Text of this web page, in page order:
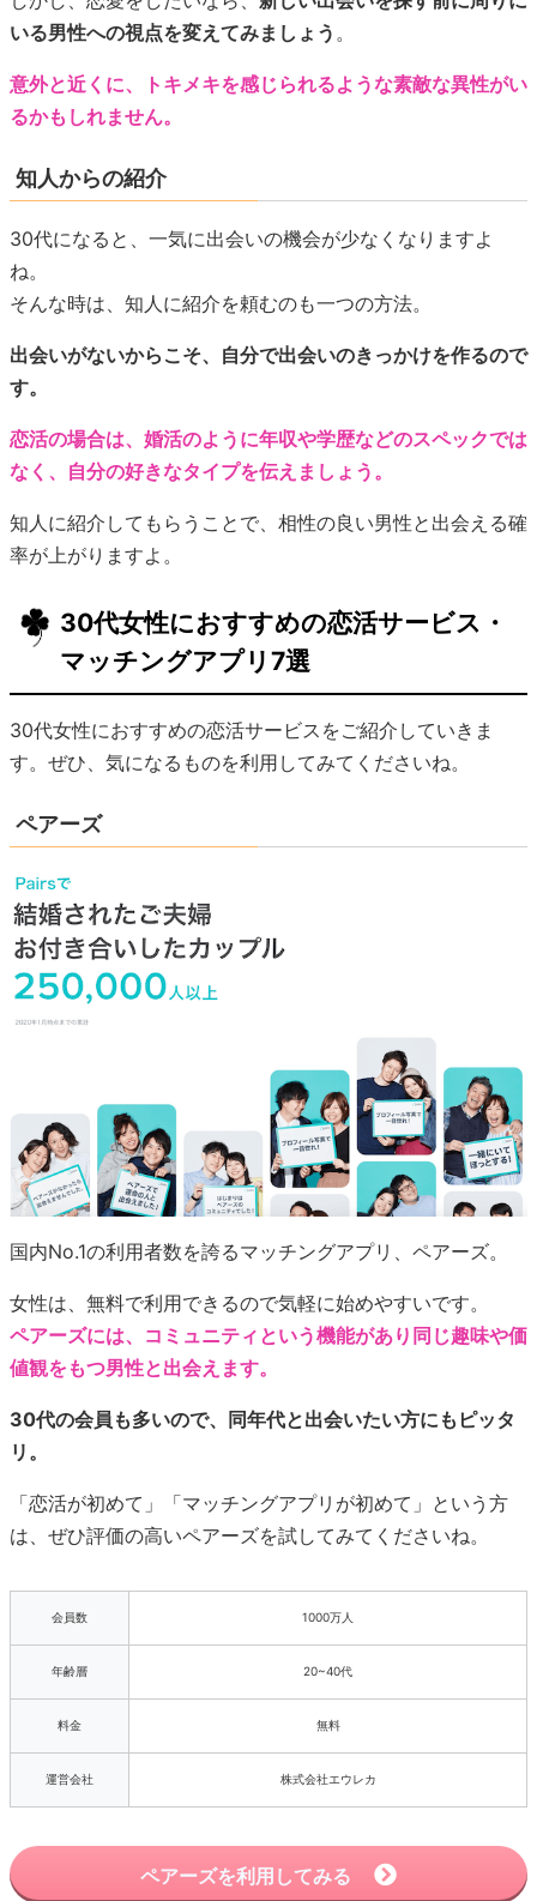
いる男性への視点を変えてみましょう 。
意外と近くに、トキメキを感じられるような素敵な異性がい
るかもしれません。
知人からの紹介
30代になると、一気に出会いの機会が少なくなりますよ
ね。
そんな時は、知人に紹介を頼むのも一つの方法。
出会いがないからこそ、自分で出会いのきっかけを作るので
す。
恋活の場合は、婚活のように年収や学歴などのスペックでは
なく、自分の好きなタイプを伝えましょう。
知人に紹介してもらうことで、相性の良い男性と出会える確
率が上がりますよ。
30代女性におすすめの恋活サービス・
マッチングアプリ7選
30代女性におすすめの恋活サービスをご紹介していきま
す。ぜひ、気になるものを利用してみてくださいね。
ペアーズ
国内No.1の利用者数を誇るマッチングアプリ、ペアーズ。
女性は、無料で利用できるので気軽に始めやすいです。
ペアーズには、コミュニティという機能があり同じ趣味や価
値観をもつ男性と出会えます。
30代の会員も多いので、同年代と出会いたい方にもピッタ
リ。
「恋活が初めて」「マッチングアプリが初めて」という方
は、ぜひ評価の高いペアーズを試してみてくださいね。
会員数 1000万人
年齢層 20~40代
料金 無料
運営会社 株式会社エウレカ
ペアーズを利用してみる